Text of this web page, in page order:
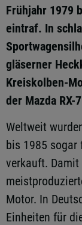
Frühjahr 1979
eintraf. In
gläserner
Kreiskolben-
der Mazda
Weltweit
bis 1985 sogar
verkauft. Damit
Motor. In
Einheiten für